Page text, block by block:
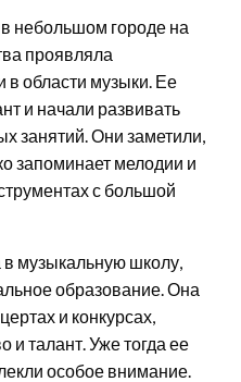
небольшом городе на
проявляла
в области музыки. Ее
и начали развивать
занятий. Они заметили,
запоминает мелодии и
с большой
в музыкальную школу,
образование. Она
и конкурсах,
и талант. Уже тогда ее
особое внимание.